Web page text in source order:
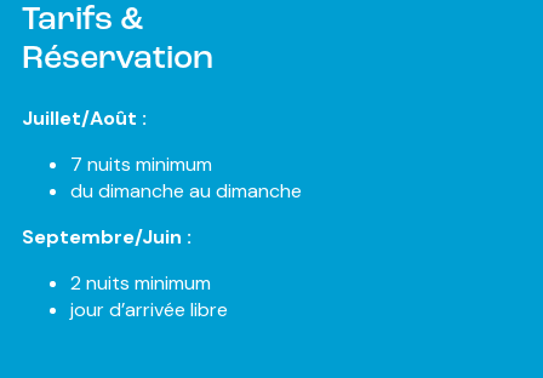
Tarifs &
Réservation
Juillet/Août :
7 nuits minimum
du dimanche au dimanche
Septembre/Juin :
2 nuits minimum
jour d’arrivée libre